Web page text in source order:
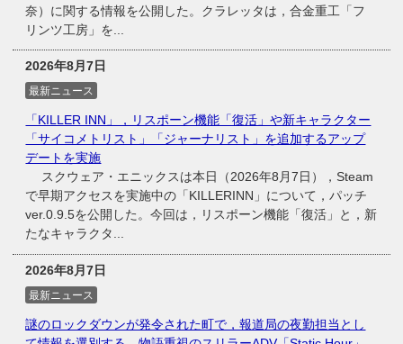
奈）に関する情報を公開した。クラレッタは，合金重工「フ
リンツ工房」を...
2026年8月7日
最新ニュース
「KILLER INN」，リスポーン機能「復活」や新キャラクター
「サイコメトリスト」「ジャーナリスト」を追加するアップ
デートを実施
スクウェア・エニックスは本日（2026年8月7日），Steam
で早期アクセスを実施中の「KILLERINN」について，パッチ
ver.0.9.5を公開した。今回は，リスポーン機能「復活」と，新
たなキャラクタ...
2026年8月7日
最新ニュース
謎のロックダウンが発令された町で，報道局の夜勤担当とし